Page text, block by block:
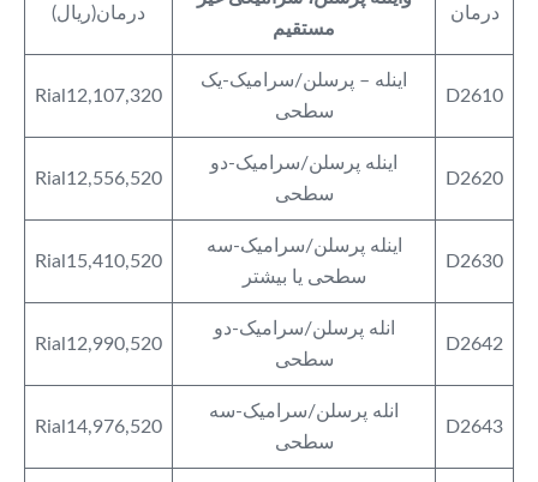
درمان
مستقیم
درمان(ریال)
D2610
اینله – پرسلن/سرامیک-یک
سطحی
Rial12,107,320
D2620
اینله پرسلن/سرامیک-دو
سطحی
Rial12,556,520
D2630
اینله پرسلن/سرامیک-سه
سطحی یا بیشتر
Rial15,410,520
D2642
انله پرسلن/سرامیک-دو
سطحی
Rial12,990,520
D2643
انله پرسلن/سرامیک-سه
سطحی
Rial14,976,520